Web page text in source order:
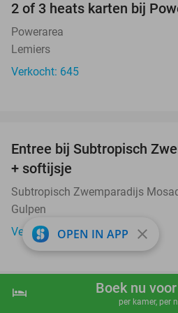
shopping_cart Boek
hotel Boek nu
per kamer, per
2 of 3 heats karten bij
Powerarea
Lemiers
Verkocht: 645
Entree bij Subtropisch
+ softijsje
Subtropisch Zwemparadijs
Gulpen
Verkocht: 2.579
3-gangen keuzediner of
OPEN IN APP close